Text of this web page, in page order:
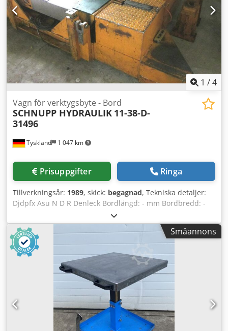
1 /4
Tyskland 1 047 km
Vagn för verktygsbyte - Bord
SCHNUPP HYDRAULIK 11-38-D-
31496
Prisuppgifter Ringa
Tillverkningsår: 1989, skick: begagnad, Tekniska detaljer:
Djdpfx Asu N D R Denleck Bordlängd: - mm Bordbredd: -
mm Bordbelastning: - t Totalt effektbehov: - kW Maskinvikt
ca.: 8,0 t Arbetsbords mått: ca 4,5x3,1x1,2 m
VÄXLINGSBORD - VÄXLINGSVAGN -
VERKTYGSVÄXLINGSSYSTEM - VERKTYGSVÄXLINGSBORD -
PRESSVERKTYGSVÄXLINGSBORD Användningsområde: för
pressverktyg/fixturer som växlingsvagn i presslinjer
Småannons